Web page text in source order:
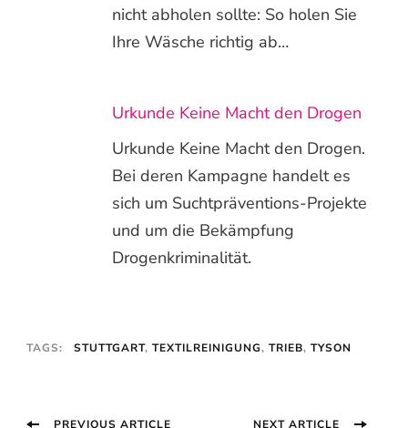
nicht abholen sollte: So holen Sie
Ihre Wäsche richtig ab…
Urkunde Keine Macht den Drogen
Urkunde Keine Macht den Drogen.
Bei deren Kampagne handelt es
sich um Suchtpräventions-Projekte
und um die Bekämpfung
Drogenkriminalität.
TAGS: STUTTGART, TEXTILREINIGUNG, TRIEB, TYSON
PREVIOUS ARTICLE NEXT ARTICLE